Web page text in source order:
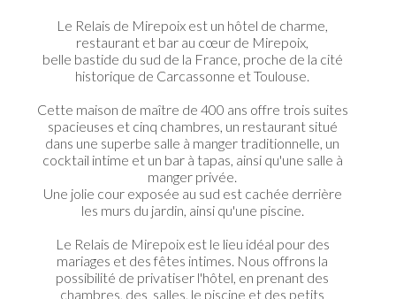
Le Relais de Mirepoix est un hôtel de charme,
restaurant et bar au cœur de Mirepoix,
belle bastide du sud de la France, proche de la cité
historique de Carcassonne et Toulouse.
Cette maison de maître de 400 ans offre trois suites
spacieuses et cinq chambres, un restaurant situé
dans une superbe salle à manger traditionnelle, un
cocktail intime et un bar à tapas, ainsi qu'une salle à
manger privée.
​Une jolie cour exposée au sud est cachée derrière
les murs du jardin, ainsi qu'une piscine.
Le Relais de Mirepoix est le lieu idéal pour des
mariages et des fêtes intimes. Nous offrons la
possibilité de privatiser l'hôtel, en prenant des
chambres, des salles, le piscine et des petits